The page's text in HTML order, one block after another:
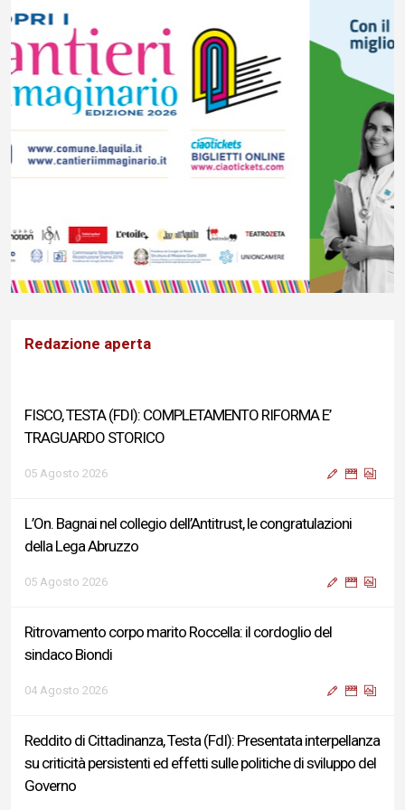
Redazione aperta
FISCO, TESTA (FDI): COMPLETAMENTO RIFORMA E’
TRAGUARDO STORICO
05 Agosto 2026
L’On. Bagnai nel collegio dell’Antitrust, le congratulazioni
della Lega Abruzzo
05 Agosto 2026
Ritrovamento corpo marito Roccella: il cordoglio del
sindaco Biondi
04 Agosto 2026
Reddito di Cittadinanza, Testa (FdI): Presentata interpellanza
su criticità persistenti ed effetti sulle politiche di sviluppo del
Governo